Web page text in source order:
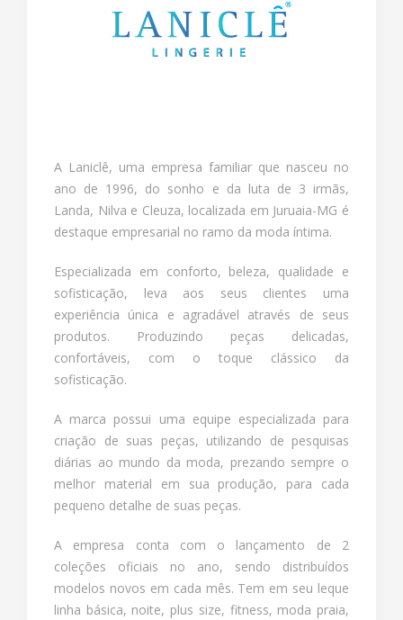
A Laniclê, uma empresa familiar que nasceu no
ano de 1996, do sonho e da luta de 3 irmãs,
Landa, Nilva e Cleuza, localizada em Juruaia-MG é
destaque empresarial no ramo da moda íntima.
Especializada em conforto, beleza, qualidade e
sofisticação, leva aos seus clientes uma
experiência única e agradável através de seus
produtos. Produzindo peças delicadas,
confortáveis, com o toque clássico da
sofisticação.
A marca possui uma equipe especializada para
criação de suas peças, utilizando de pesquisas
diárias ao mundo da moda, prezando sempre o
melhor material em sua produção, para cada
pequeno detalhe de suas peças.
A empresa conta com o lançamento de 2
coleções oficiais no ano, sendo distribuídos
modelos novos em cada mês. Tem em seu leque
linha básica, noite, plus size, fitness, moda praia,